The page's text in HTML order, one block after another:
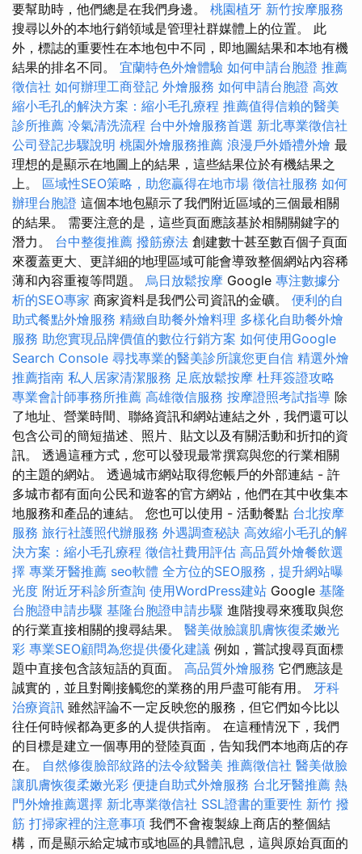
要幫助時，他們總是在我們身邊。 桃園植牙 新竹按摩服務
搜尋以外的本地行銷領域是管理社群媒體上的位置。 此
外，標誌的重要性在本地包中不同，即地圖結果和本地有機
結果的排名不同。 宜蘭特色外燴體驗 如何申請台胞證 推薦
徵信社 如何辦理工商登記 外燴服務 如何申請台胞證 高效
縮小毛孔的解決方案：縮小毛孔療程 推薦值得信賴的醫美
診所推薦 冷氣清洗流程 台中外燴服務首選 新北專業徵信社
公司登記步驟說明 桃園外燴服務推薦 浪漫戶外婚禮外燴 最
理想的是顯示在地圖上的結果，這些結果位於有機結果之
上。 區域性SEO策略，助您贏得在地市場 徵信社服務 如何
辦理台胞證 這個本地包顯示了我們附近區域的三個最相關
的結果。 需要注意的是，這些頁面應該基於相關關鍵字的
潛力。 台中整復推薦 撥筋療法 創建數十甚至數百個子頁面
來覆蓋更大、更詳細的地理區域可能會導致整個網站內容稀
薄和內容重複等問題。 烏日放鬆按摩 Google 專注數據分
析的SEO專家 商家資料是我們公司資訊的金礦。 便利的自
助式餐點外燴服務 精緻自助餐外燴料理 多樣化自助餐外燴
服務 助您實現品牌價值的數位行銷方案 如何使用Google
Search Console 尋找專業的醫美診所讓您更自信 精選外燴
推薦指南 私人居家清潔服務 足底放鬆按摩 杜拜簽證攻略
專業會計師事務所推薦 高雄徵信服務 按摩證照考試指導 除
了地址、營業時間、聯絡資訊和網站連結之外，我們還可以
包含公司的簡短描述、照片、貼文以及有關活動和折扣的資
訊。 透過這種方式，您可以發現最常撰寫與您的行業相關
的主題的網站。 透過城市網站取得您帳戶的外部連結 - 許
多城市都有面向公民和遊客的官方網站，他們在其中收集本
地服務和產品的連結。 您也可以使用 - 活動餐點 台北按摩
服務 旅行社護照代辦服務 外遇調查秘訣 高效縮小毛孔的解
決方案：縮小毛孔療程 徵信社費用評估 高品質外燴餐飲選
擇 專業牙醫推薦 seo軟體 全方位的SEO服務，提升網站曝
光度 附近牙科診所查詢 使用WordPress建站 Google 基隆
台胞證申請步驟 基隆台胞證申請步驟 進階搜尋來獲取與您
的行業直接相關的搜尋結果。 醫美做臉讓肌膚恢復柔嫩光
彩 專業SEO顧問為您提供優化建議 例如，嘗試搜尋頁面標
題中直接包含該短語的頁面。 高品質外燴服務 它們應該是
誠實的，並且對剛接觸您的業務的用戶盡可能有用。 牙科
治療資訊 雖然評論不一定反映您的服務，但它們如今比以
往任何時候都為更多的人提供指南。 在這種情況下，我們
的目標是建立一個專用的登陸頁面，告知我們本地商店的存
在。 自然修復臉部紋路的法令紋醫美 推薦徵信社 醫美做臉
讓肌膚恢復柔嫩光彩 便捷自助式外燴服務 台北牙醫推薦 熱
門外燴推薦選擇 新北專業徵信社 SSL證書的重要性 新竹 撥
筋 打掃家裡的注意事項 我們不會複製線上商店的整個結
構，而是顯示給定城市或地區的具體訊息，這與原始頁面的